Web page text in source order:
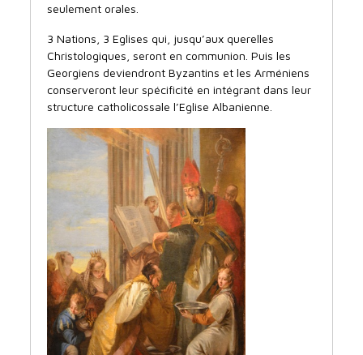
seulement orales.
3 Nations, 3 Eglises qui, jusqu’aux querelles
Christologiques, seront en communion. Puis les
Georgiens deviendront Byzantins et les Arméniens
conserveront leur spécificité en intégrant dans leur
structure catholicossale l’Eglise Albanienne.